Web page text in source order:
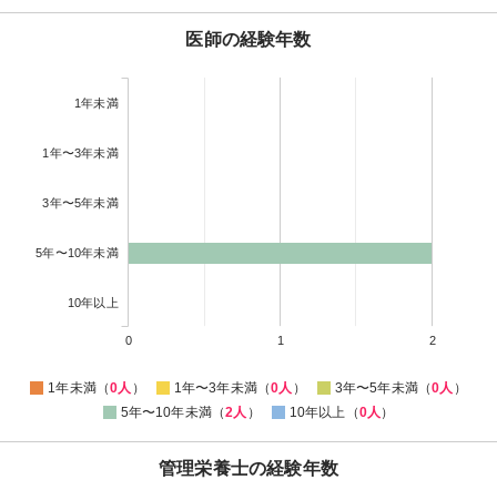
医師の経験年数
1年未満
1年〜3年未満
3年〜5年未満
5年〜10年未満
10年以上
0 1 2
1年未満（0人 ） 1年〜3年未満（0人 ） 3年〜5年未満（0人 ）
5年〜10年未満（2人 ） 10年以上（0人 ）
管理栄養士の経験年数